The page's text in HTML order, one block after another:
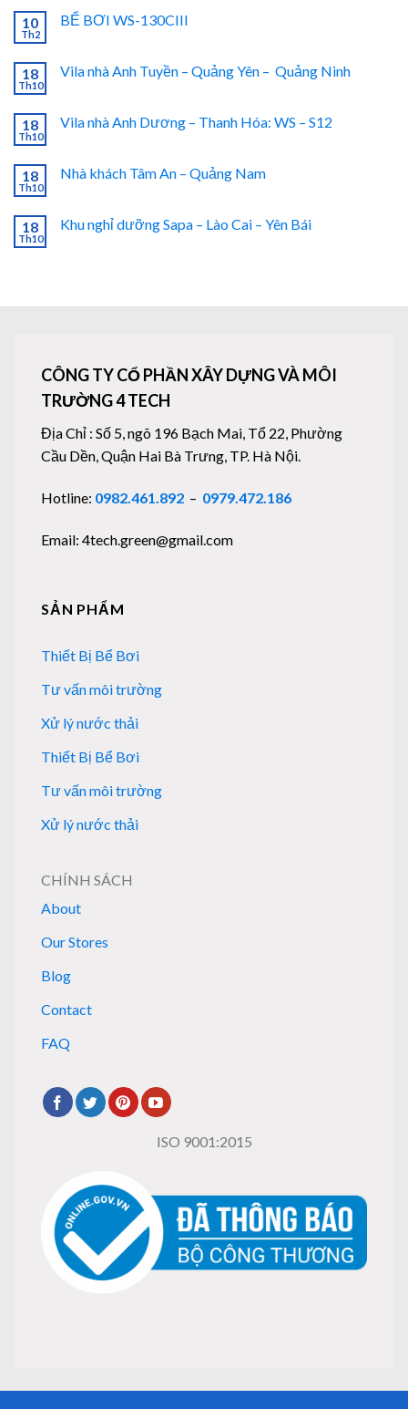
10
Th2
BỂ BƠI WS-130CIII
18
Th10
Vila nhà Anh Tuyền – Quảng Yên – Quảng Ninh
18
Th10
Vila nhà Anh Dương – Thanh Hóa: WS – S12
18
Th10
Nhà khách Tâm An – Quảng Nam
18
Th10
Khu nghỉ dưỡng Sapa – Lào Cai – Yên Bái
CÔNG TY CỔ PHẦN XÂY DỰNG VÀ MÔI
TRƯỜNG 4 TECH
Địa Chỉ : Số 5, ngõ 196 Bạch Mai, Tổ 22, Phường
Cầu Dền, Quận Hai Bà Trưng, TP. Hà Nội.
Hotline: 0982.461.892 – 0979.472.186
Email: 4tech.green@gmail.com
SẢN PHẨM
Thiết Bị Bể Bơi
Tư vấn môi trường
Xử lý nước thải
Thiết Bị Bể Bơi
Tư vấn môi trường
Xử lý nước thải
CHÍNH SÁCH
About
Our Stores
Blog
Contact
FAQ
ISO 9001:2015